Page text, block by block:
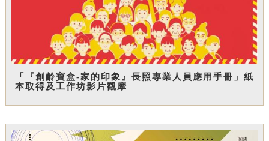
「『創齡寶盒-家的印象』長照專業人員應用手冊」紙
本取得及工作坊影片觀摩